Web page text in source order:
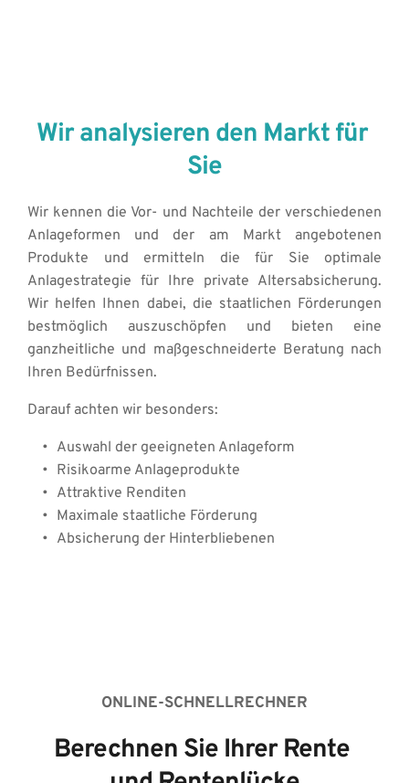
Wir analysieren den Markt für
Sie
Wir kennen die Vor- und Nachteile der verschiedenen
Anlageformen und der am Markt angebotenen
Produkte und ermitteln die für Sie optimale
Anlagestrategie für Ihre private Altersabsicherung.
Wir helfen Ihnen dabei, die staatlichen Förderungen
bestmöglich auszuschöpfen und bieten eine
ganzheitliche und maßgeschneiderte Beratung nach
Ihren Bedürfnissen.
Darauf achten wir besonders:
Auswahl der geeigneten Anlageform
Risikoarme Anlageprodukte
Attraktive Renditen
Maximale staatliche Förderung
Absicherung der Hinterbliebenen
ONLINE-SCHNELLRECHNER
Berechnen Sie Ihrer Rente